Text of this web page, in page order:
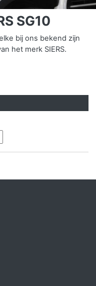
SG10
bij ons bekend zijn
het merk SIERS.